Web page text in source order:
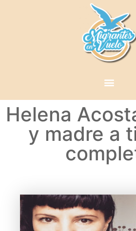
Helena
y madre a